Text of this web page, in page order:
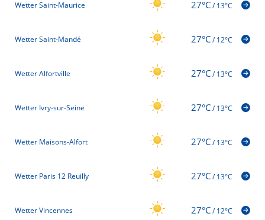
Wetter Saint-Maurice 27°C/13°C
Wetter Saint-Mandé 27°C/12°C
Wetter Alfortville 27°C/13°C
Wetter Ivry-sur-Seine 27°C/13°C
Wetter Maisons-Alfort 27°C/13°C
Wetter Paris 12 Reuilly 27°C/13°C
Wetter Vincennes 27°C/12°C